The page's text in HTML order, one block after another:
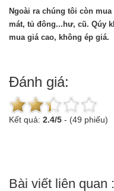
Ngoài ra chúng tôi còn
mát, tủ đông...hư, cũ. Qúy
mua giá cao, không ép giá.
Đánh giá:
Kết quả: 2.4/5 - (49 phiếu)
Bài viết liên quan :